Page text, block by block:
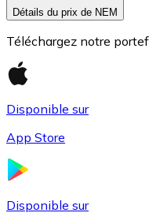
Détails du prix de NEM
Téléchargez notre
Disponible sur
App Store
Disponible sur